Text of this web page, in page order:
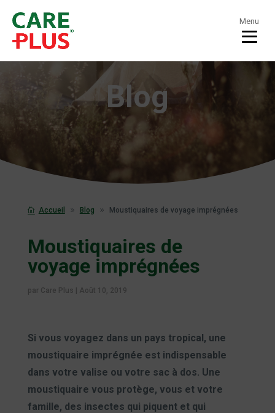
Menu
Blog
Accueil Blog Moustiquaires de voyage imprégnées
Moustiquaires de
voyage imprégnées
par Care Plus Août 10, 2019
Si vous voyagez dans un pays tropical, une
moustiquaire imprégnée est indispensable
dans votre valise ou votre sac à dos. Une
moustiquaire vous protège, vous et votre
famille, des insectes qui piquent et qui